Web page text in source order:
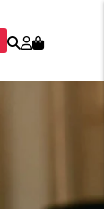
Rechercher
Mon